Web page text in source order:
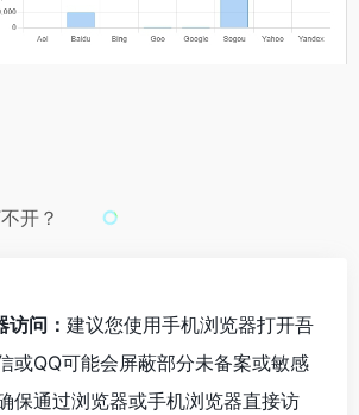
开？
问： 建议您使用手机浏览器打开吾
或QQ可能会屏蔽部分未备案或敏感
保通过浏览器或手机浏览器直接访